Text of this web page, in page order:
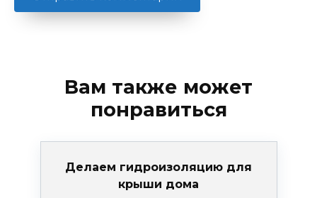
Вам также может
понравиться
Делаем гидроизоляцию для
крыши дома